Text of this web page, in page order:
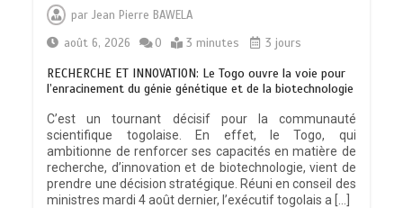
parJean Pierre BAWELA
août 6, 2026
0 3 minutes 3 jours
RECHERCHE ET INNOVATION: Le Togo ouvre la voie pour
l’enracinement du génie génétique et de la biotechnologie
C’est un tournant décisif pour la communauté
scientifique togolaise. En effet, le Togo, qui
ambitionne de renforcer ses capacités en matière de
recherche, d’innovation et de biotechnologie, vient de
prendre une décision stratégique. Réuni en conseil des
ministres mardi 4 août dernier, l’exécutif togolais a […]